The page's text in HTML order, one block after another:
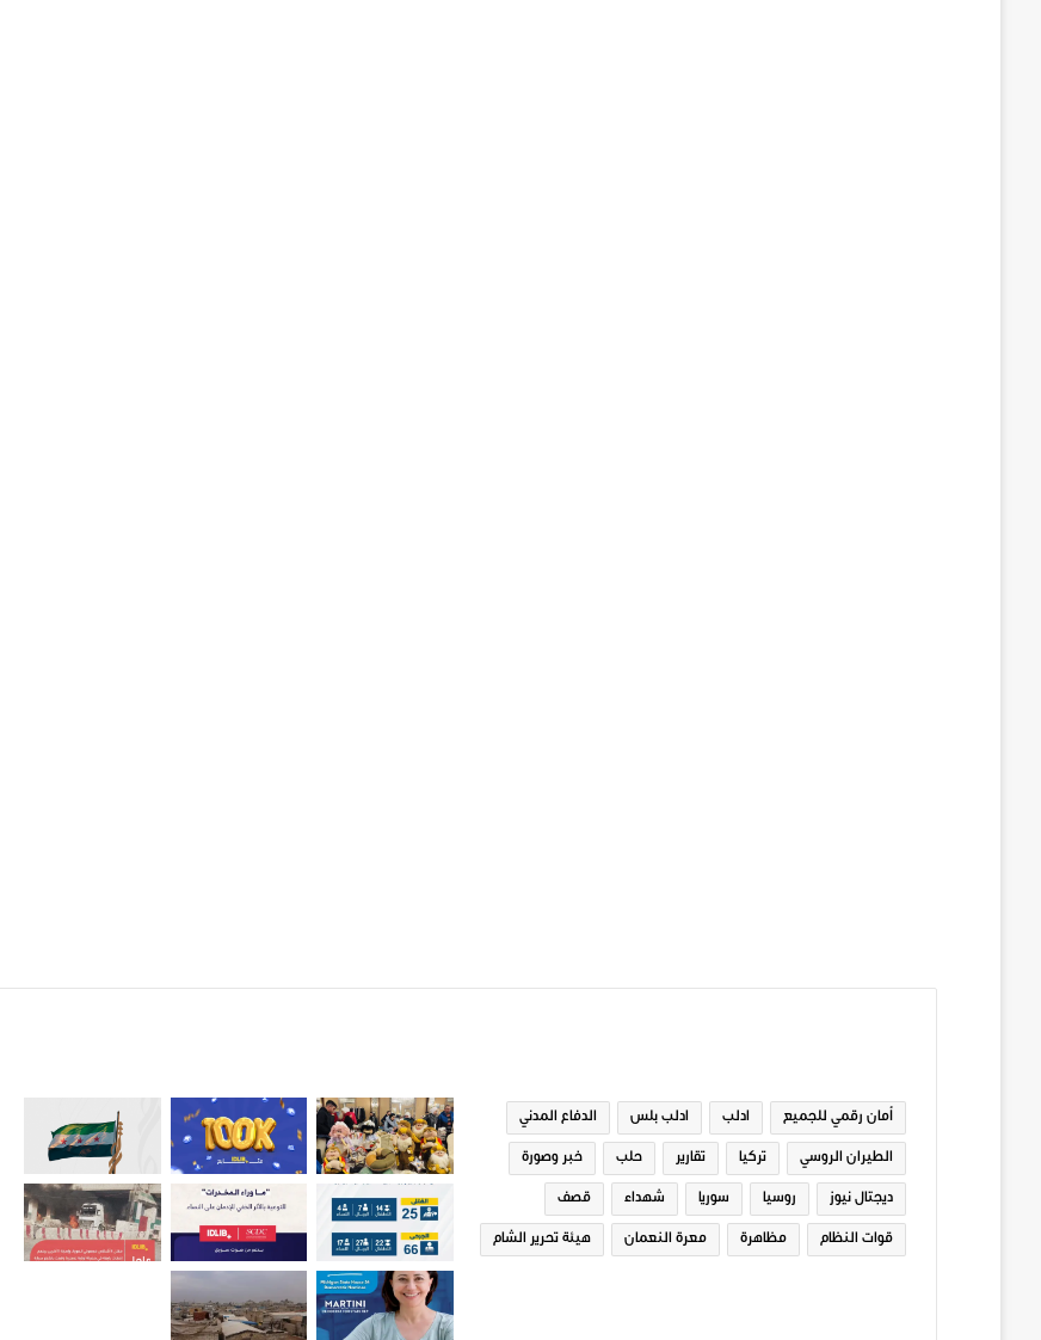
أمان رقمي للجميع ادلب ادلب بلس الدفاع المدني
الطيران الروسي تركيا تقارير حلب خبر وصورة
ديجتال نيوز روسيا سوريا شهداء قصف
قوات النظام مظاهرة معرة النعمان هيئة تحرير الشام